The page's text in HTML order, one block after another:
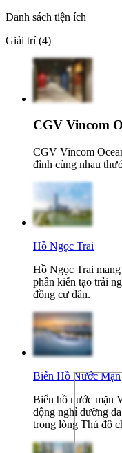
Danh sách tiện ích
Giải trí (4)
CGV Vincom
CGV Vincom
đình cùng nhau
Hồ Ngọc Trai
Hồ Ngọc Trai
phần kiến tạo trải
đồng cư dân.
Biển Hồ Nước Mặn
Biển hồ nước mặn
động nghỉ dưỡng
trong lòng Thủ đô